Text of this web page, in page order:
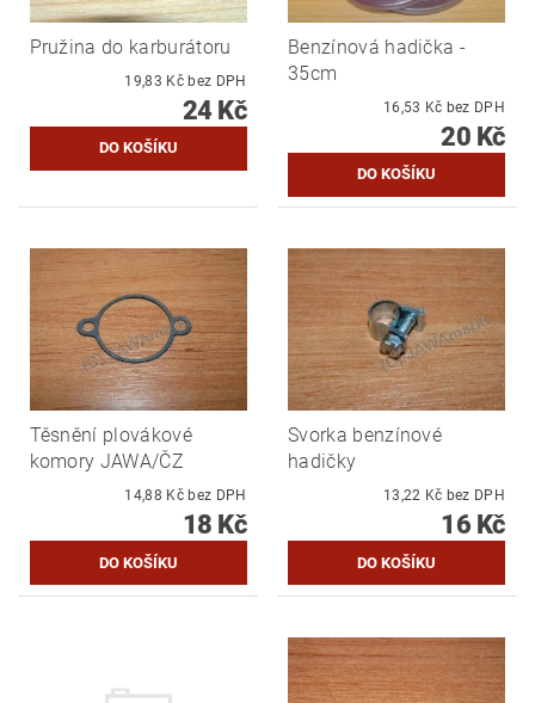
Pružina do karburátoru
19,83 Kč bez DPH
24 Kč
Benzínová hadička -
35cm
16,53 Kč bez DPH
20 Kč
Těsnění plovákové
komory JAWA/ČZ
14,88 Kč bez DPH
18 Kč
Svorka benzínové
hadičky
13,22 Kč bez DPH
16 Kč